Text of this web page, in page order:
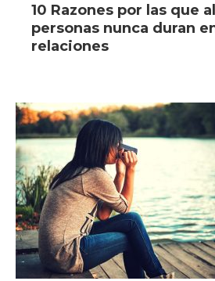
10 Razones por las que
personas nunca duran
relaciones